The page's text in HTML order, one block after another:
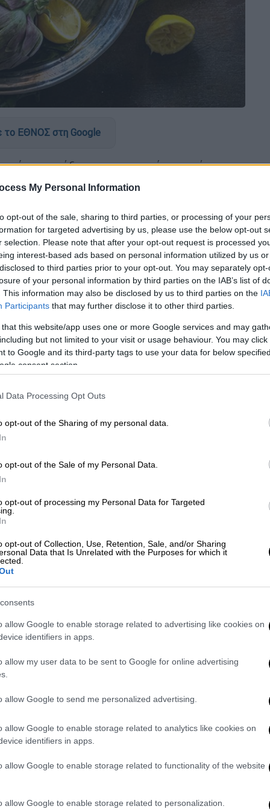
My Personal Information
opt-out of the sale, sharing to third parties, or processing of your
for targeted advertising by us, please use the below opt-out
selection. Please note that after your opt-out request is processed
interest-based ads based on personal information utilized by us
to third parties prior to your opt-out. You may separately
of your personal information by third parties on the IAB’s list of
This information may also be disclosed by us to third parties on the
Participants that may further disclose it to other third parties.
that this website/app uses one or more Google services and may
but not limited to your visit or usage behaviour. You may
to Google and its third-party tags to use your data for below
consent section.
Data Processing Opt Outs
opt-out of the Sharing of my personal data.
opt-out of the Sale of my Personal Data.
opt-out of processing my Personal Data for Targeted
opt-out of Collection, Use, Retention, Sale, and/or Sharing
Data that Is Unrelated with the Purposes for which it
allow Google to enable storage related to advertising like cookies on
identifiers in apps.
allow my user data to be sent to Google for online advertising
allow Google to send me personalized advertising.
allow Google to enable storage related to analytics like cookies on
identifiers in apps.
allow Google to enable storage related to functionality of the website
allow Google to enable storage related to personalization.
το ΕΘΝΟΣ στη Google
γίνονται έξοχα μαγειρευτά -οι φρέσκες
όσο διαρκεί η εποχή τους,
απ’ όσες προβλέπει η συνταγή σας, αν
Έχετε αρκετές απώλειες στο
και το αφαιρείτε τραβώντας μαζί και
σκληρά φύλλα και κόβετε μια ροδέλα
πάχους ώστε να φανεί το λευκό
σε βάθος 2-3 εκ. για να απομονώσετε
ίνες για να σχηματίσετε τις
εύκολα…
ρίχνετε τις καθαρισμένες αγκινάρες
ή εκτελείτε άλλα στάδια της συνταγής.
τα χέρια και νύχια με χρώμα που δεν
γάντια όσο τις